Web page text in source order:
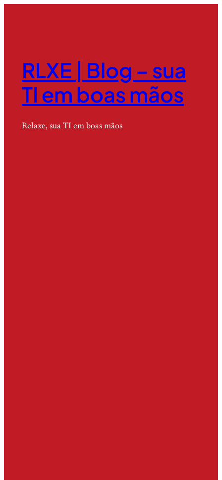
RLXE | Blog – sua
TI em boas mãos
Relaxe, sua TI em boas mãos